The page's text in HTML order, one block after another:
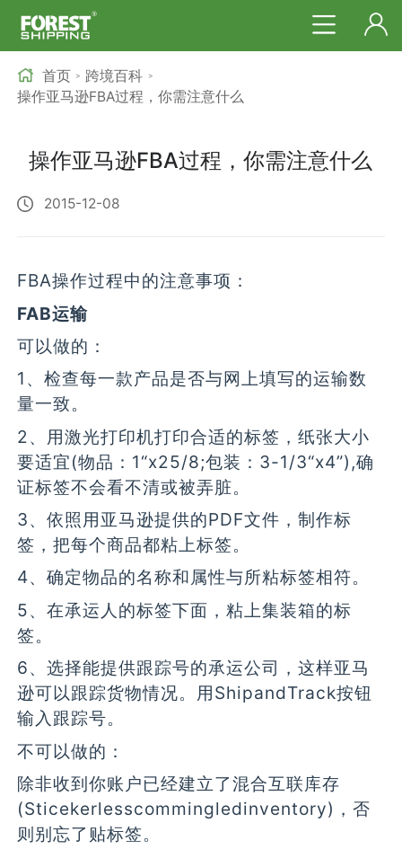
首页 > 跨境百科 >
操作亚马逊FBA过程，你需注意什么
操作亚马逊FBA过程，你需注意什么
2015-12-08
FBA操作过程中的注意事项：
FAB运输
可以做的：
1、检查每一款产品是否与网上填写的运输数
量一致。
2、用激光打印机打印合适的标签，纸张大小
要适宜(物品：1“x25/8;包装：3-1/3“x4”),确
证标签不会看不清或被弄脏。
3、依照用亚马逊提供的PDF文件，制作标
签，把每个商品都粘上标签。
4、确定物品的名称和属性与所粘标签相符。
5、在承运人的标签下面，粘上集装箱的标
签。
6、选择能提供跟踪号的承运公司，这样亚马
逊可以跟踪货物情况。用ShipandTrack按钮
输入跟踪号。
不可以做的：
除非收到你账户已经建立了混合互联库存
(Sticekerlesscommingledinventory)，否
则别忘了贴标签。